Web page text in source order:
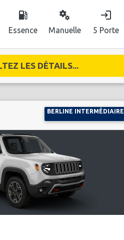
local_gas_station
Essence
miscellaneous_services
Manuelle
login
5 Porte
LES DÉTAILS...
BERLINE INTERMÉDIAIRE